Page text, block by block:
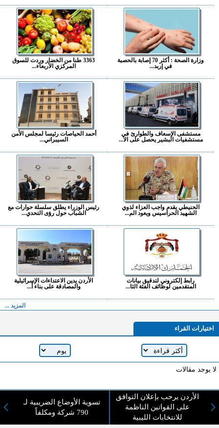
وزارة الصحة : أكثر 70 إصابة بالحصبة
في إربد...
3363 طنا من الخضار وردت للسوق
المركزي الأربعاء...
مستشفى الإسعاف والطوارئ في
مستشفيات البشير يحصل على الا...
أحمد الحياصات رئيسا لمجلس الأمن
السيبراني...
الحنيطي يقدم واجب العزاء لذوي
الشهيد الحراسيس ويعود الم...
رئيس الوزراء يطلق سلسلة حوارات مع
الشباب حول رؤى التحدي...
رابط إلكتروني لتدقيق بيانات
المتقدمين لوظائف الفئة الثا...
الأردن يدين الاعتداءات الإسرائيلية
والمصادقة على بناء أ...
المزيد ...
اختيارات القراء
لا يوجد مقالات
الأردن يرحب بإعلان التوافق
على القوانين الناظمة
للانتخابات الليبية
تسوية الأوضاع الضريبية لـ
790 شركة ومكلفاً
لا مانع من الإقتباس وإعادة النشر شريط ذكر المصدر ( المدينة نيوز ) - الآراء والتعليقات
المنشورة تعبر عن رأي أصحابها فقط